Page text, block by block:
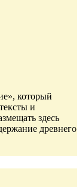
который
и
здесь
древнего